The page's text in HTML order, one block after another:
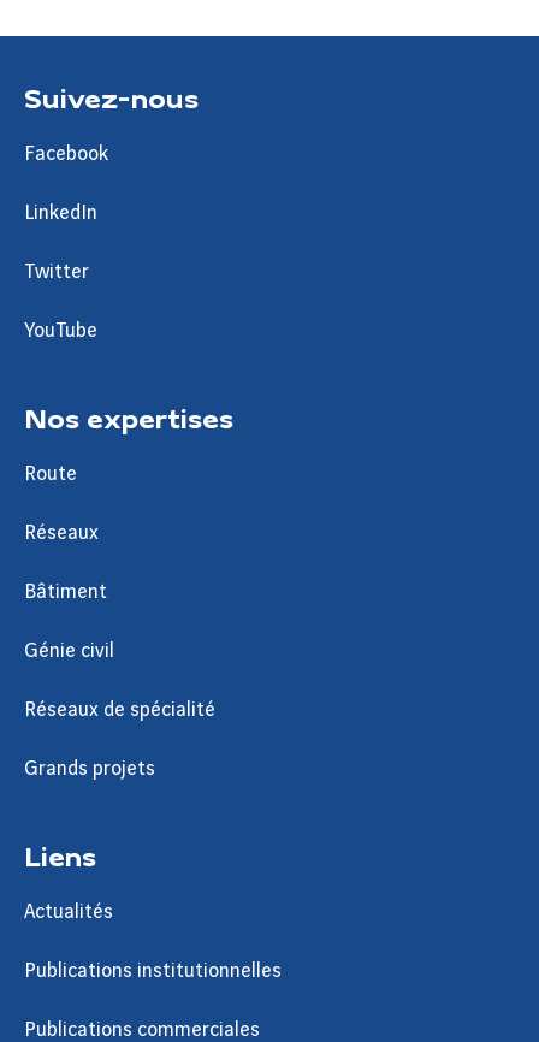
Suivez-nous
Facebook
LinkedIn
Twitter
YouTube
Nos expertises
Route
Réseaux
Bâtiment
Génie civil
Réseaux de spécialité
Grands projets
Liens
Actualités
Publications institutionnelles
Publications commerciales